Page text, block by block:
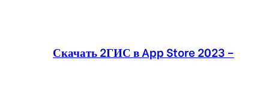
Скачать 2ГИС в App Store 2023 –